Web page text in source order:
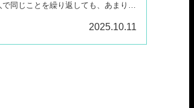
同じことを繰り返しても、あまり進
2025.10.11